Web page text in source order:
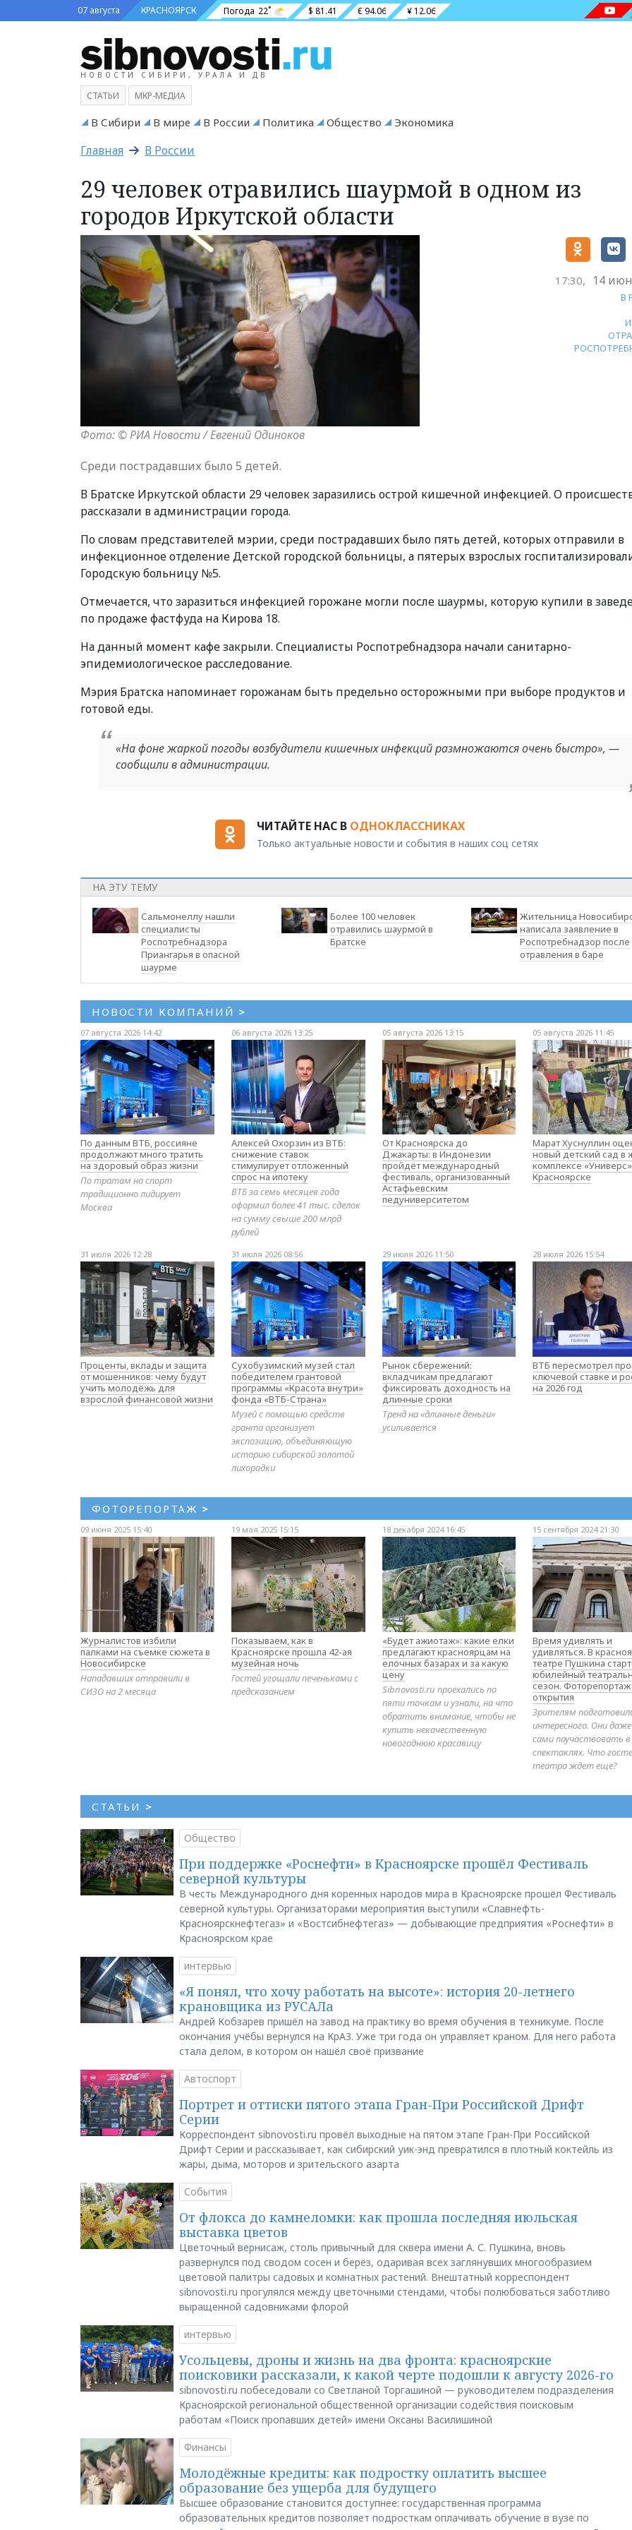
07 августа КРАСНОЯРСК Погода 22˚ $ 81.41 € 94.06 ¥ 12.06
НОВОСТИ СИБИРИ, УРАЛА И ДВ
СТАТЬИ МКР-МЕДИА
В Сибири В мире В России Политика Общество Экономика
Главная В России
29 человек отравились шаурмой в одном из
городов Иркутской области
Фото: © РИА Новости / Евгений Одиноков
17:30, 14
В
Среди пострадавших было 5 детей.
В Братске Иркутской области 29 человек заразились острой кишечной инфекцией. О
рассказали в администрации города.
По словам представителей мэрии, среди пострадавших было пять детей, которых отправили в
инфекционное отделение Детской городской больницы, а пятерых взрослых
Городскую больницу №5.
Отмечается, что заразиться инфекцией горожане могли после шаурмы, которую купили в
по продаже фастфуда на Кирова 18.
На данный момент кафе закрыли. Специалисты Роспотребнадзора начали санитарно-
эпидемиологическое расследование.
Мэрия Братска напоминает горожанам быть предельно осторожными при выборе продуктов и
готовой еды.
«На фоне жаркой погоды возбудители кишечных инфекций размножаются очень быстро», —
сообщили в администрации.
ЧИТАЙТЕ НАС В ОДНОКЛАССНИКАХ
Только актуальные новости и события в наших соц сетях
НА ЭТУ ТЕМУ
Сальмонеллу нашли
специалисты
Роспотребнадзора
Приангарья в опасной
шаурме
Более 100 человек
отравились шаурмой в
Братске
Жительница
написала заявление в
Роспотребнадзор после
отравления в баре
НОВОСТИ КОМПАНИЙ >
07 августа 2026 14:42
По данным ВТБ, россияне
продолжают много тратить
на здоровый образ жизни
По тратам на спорт
традиционно лидирует
Москва
06 августа 2026 13:25
Алексей Охорзин из ВТБ:
снижение ставок
стимулирует отложенный
спрос на ипотеку
ВТБ за семь месяцев года
оформил более 41 тыс. сделок
на сумму свыше 200 млрд
рублей
05 августа 2026 13:15
От Красноярска до
Джакарты: в Индонезии
пройдёт международный
фестиваль, организованный
Астафьевским
педуниверситетом
05 августа 2026 11:45
Марат Хуснуллин
новый детский сад в
комплексе
Красноярске
31 июля 2026 12:28
Проценты, вклады и защита
от мошенников: чему будут
учить молодёжь для
взрослой финансовой жизни
31 июля 2026 08:56
Сухобузимский музей стал
победителем грантовой
программы «Красота внутри»
фонда «ВТБ-Страна»
Музей с помощью средств
гранта организует
экспозицию, объединяющую
историю сибирской золотой
лихорадки
29 июля 2026 11:50
Рынок сбережений:
вкладчикам предлагают
фиксировать доходность на
длинные сроки
Тренд на «длинные деньги»
усиливается
28 июля 2026 15:54
ВТБ пересмотрел
ключевой ставке и
на 2026 год
ФОТОРЕПОРТАЖ >
09 июня 2025 15:40
Журналистов избили
палками на съемке сюжета в
Новосибирске
Нападавших отправили в
СИЗО на 2 месяца
19 мая 2025 15:15
Показываем, как в
Красноярске прошла 42-ая
музейная ночь
Гостей угощали печеньками с
предсказанием
18 декабря 2024 16:45
«Будет ажиотаж»: какие елки
предлагают красноярцам на
елочных базарах и за какую
цену
Sibnovosti.ru проехались по
пяти точкам и узнали, на что
обратить внимание, чтобы не
купить некачественную
новогоднюю красавицу
15 сентября 2024 21:30
Время удивлять и
удивляться. В
театре Пушкина
юбилейный
сезон. Фоторепортаж
открытия
Зрителям
интересного. Они
сами поучаствовать в
спектаклях. Что
театра ждет еще?
СТАТЬИ >
Общество
При поддержке «Роснефти» в Красноярске прошёл Фестиваль
северной культуры
В честь Международного дня коренных народов мира в Красноярске прошёл Фестиваль
северной культуры. Организаторами мероприятия выступили «Славнефть-
Красноярскнефтегаз» и «Востсибнефтегаз» — добывающие предприятия «Роснефти» в
Красноярском крае
интервью
«Я понял, что хочу работать на высоте»: история 20-летнего
крановщика из РУСАЛа
Андрей Кобзарев пришёл на завод на практику во время обучения в техникуме. После
окончания учёбы вернулся на КрАЗ. Уже три года он управляет краном. Для него работа
стала делом, в котором он нашёл своё призвание
Автоспорт
Портрет и оттиски пятого этапа Гран-При Российской Дрифт
Серии
Корреспондент sibnovosti.ru провёл выходные на пятом этапе Гран-При Российской
Дрифт Серии и рассказывает, как сибирский уик-энд превратился в плотный коктейль из
жары, дыма, моторов и зрительского азарта
События
От флокса до камнеломки: как прошла последняя июльская
выставка цветов
Цветочный вернисаж, столь привычный для сквера имени А. С. Пушкина, вновь
развернулся под сводом сосен и берёз, одаривая всех заглянувших многообразием
цветовой палитры садовых и комнатных растений. Внештатный корреспондент
sibnovosti.ru прогулялся между цветочными стендами, чтобы полюбоваться заботливо
выращенной садовниками флорой
интервью
Усольцевы, дроны и жизнь на два фронта: красноярские
поисковики рассказали, к какой черте подошли к августу 2026-го
sibnovosti.ru побеседовали со Светланой Торгашиной — руководителем подразделения
Красноярской региональной общественной организации содействия поисковым
работам «Поиск пропавших детей» имени Оксаны Василишиной
Финансы
Молодёжные кредиты: как подростку оплатить высшее
образование без ущерба для будущего
Высшее образование становится доступнее: государственная программа
образовательных кредитов позволяет подросткам оплачивать обучение в вузе по